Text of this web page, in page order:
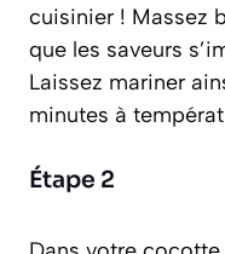
cuisinier ! Massez
que les saveurs
Laissez mariner
minutes à
Étape 2